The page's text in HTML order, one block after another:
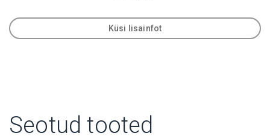
Küsi lisainfot
Seotud tooted